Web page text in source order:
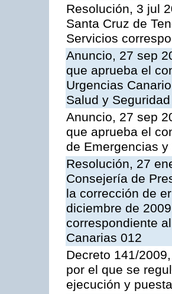
Resolución, 3 jul
Santa Cruz de
Servicios
Anuncio, 27 sep
que aprueba el
Urgencias
Salud y
Anuncio, 27 sep
que aprueba el
de Emergencias
Resolución, 27
Consejería de
la corrección de
diciembre de
correspondiente
Canarias 012
Decreto 141/
por el que se
ejecución y